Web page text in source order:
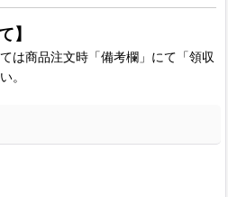
】
は商品注文時「備考欄」にて「領収
。